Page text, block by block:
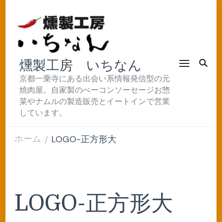
燻製工房 いちなん
京都一乗寺にある出会い系情報発信型の元
焼肉屋。自家製のべーコンソーセージお惣
菜やナムルの製造販売とイートインで営業
しています。
ホーム / LOGO-正方形大
LOGO-正方形大